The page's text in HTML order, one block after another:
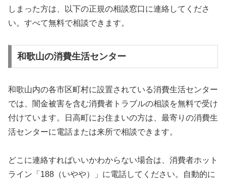
しまった方は、以下の正規の相談窓口に連絡してくださ
い。すべて無料で相談できます。
和歌山の消費生活センター
和歌山内の各市区町村に設置されている消費生活センター
では、闇金被害を含む消費者トラブルの相談を無料で受け
付けています。日高町にお住まいの方は、最寄りの消費生
活センターに電話または来所で相談できます。
どこに連絡すればいいかわからない場合は、消費者ホット
ライン「188（いやや）」に電話してください。自動的に